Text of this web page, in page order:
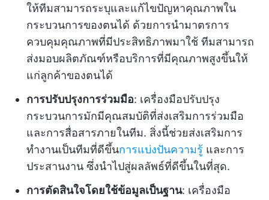
ให้ทีมสามารถระบุและแก้ไขปัญหาคุณภาพใน
กระบวนการของตนได้ ด้วยการนำมาตรการ
ควบคุมคุณภาพที่มีประสิทธิภาพมาใช้ ทีมสามารถ
ส่งมอบผลิตภัณฑ์หรือบริการที่มีคุณภาพสูงขึ้นให้
แก่ลูกค้าของตนได้
การปรับปรุงการร่วมมือ: เครื่องมือปรับปรุง
กระบวนการมักมีคุณสมบัติที่ส่งเสริมการร่วมมือ
และการสื่อสารภายในทีม. สิ่งนี้ช่วยส่งเสริมการ
ทำงานเป็นทีมที่ดีขึ้นการแบ่งปันความรู้ และการ
ประสานงาน ซึ่งนำไปสู่ผลลัพธ์ที่ดีขึ้นในที่สุด.
การตัดสินใจโดยใช้ข้อมูลเป็นฐาน: เครื่องมือ